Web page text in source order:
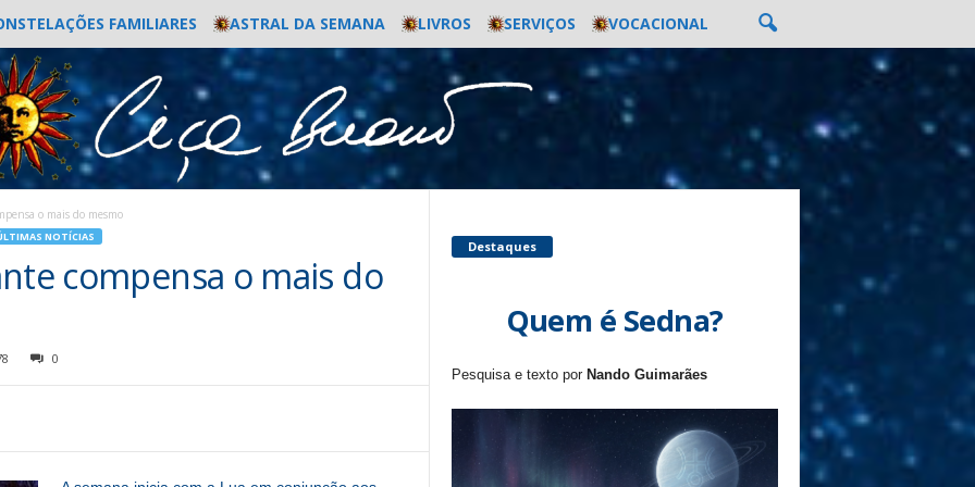
FAMILIARES ASTRAL DA SEMANA LIVROS SERVIÇOS VOCACIONAL
o mais do mesmo
NOTÍCIAS
compensa o mais do
0
Destaques
Quem é Sedna?
Pesquisa e texto por Nando Guimarães